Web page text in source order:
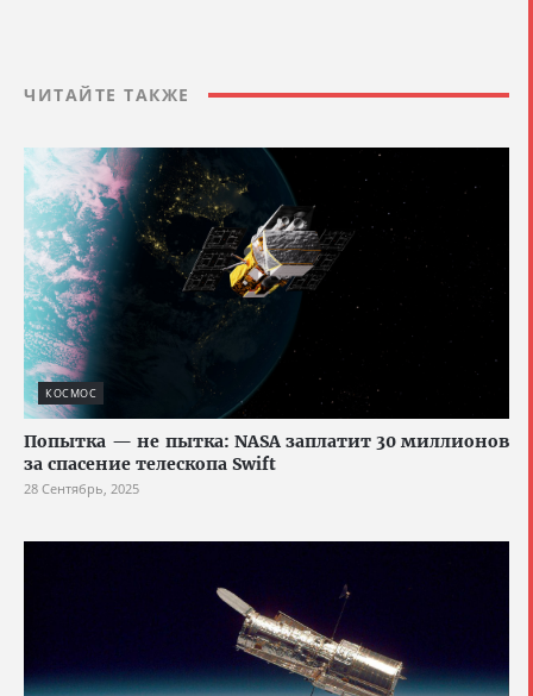
ЧИТАЙТЕ ТАКЖЕ
КОСМОС
Попытка — не пытка: NASA заплатит 30 миллионов
за спасение телескопа Swift
28 Сентябрь, 2025